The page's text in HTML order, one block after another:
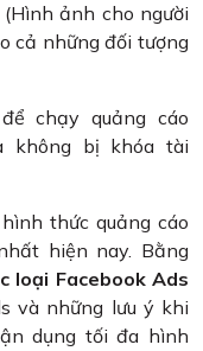
ảnh cho người
cả những đối tượng
chạy quảng cáo
không bị khóa tài
thức quảng cáo
hiện nay. Bằng
loại Facebook Ads
và những lưu ý khi
dụng tối đa hình